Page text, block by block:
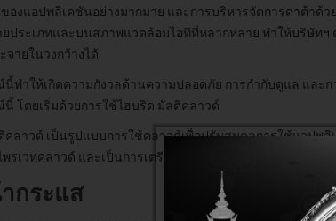
องแอปพลิเคชันอย่างมากมาย และการบริหารจัดการดาต้า
ประเภทและบนสภาพแวดล้อมไอทีที่หลากหลาย ทำให้บริษัทฯ
จายในวงกว้างได้
ทำให้เกิดความกังวลด้านความปลอดภัย การกำกับดูแล และ
โดยเริ่มด้วยการใช้ไฮบริด มัลติคลาวด์
คลาวด์ เป็นรูปแบบการใช้คลาวด์เพื่อปรับสมดุลการใช้แอปพ
รเวทคลาวด์ และเป็นการเตรียมองค์กรให้มีความยืดหยุ่นเพื่อ
กระแส